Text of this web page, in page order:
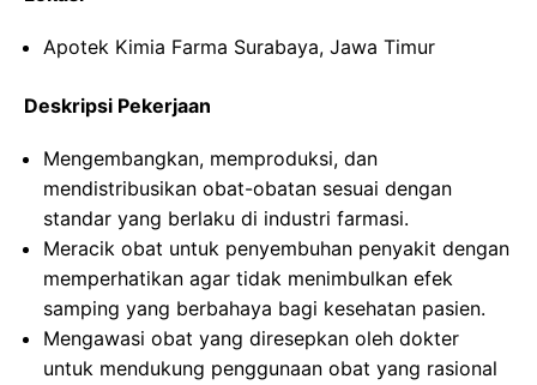
Apotek Kimia Farma Surabaya, Jawa Timur
Deskripsi Pekerjaan
Mengembangkan, memproduksi, dan
mendistribusikan obat-obatan sesuai dengan
standar yang berlaku di industri farmasi.
Meracik obat untuk penyembuhan penyakit dengan
memperhatikan agar tidak menimbulkan efek
samping yang berbahaya bagi kesehatan pasien.
Mengawasi obat yang diresepkan oleh dokter
untuk mendukung penggunaan obat yang rasional